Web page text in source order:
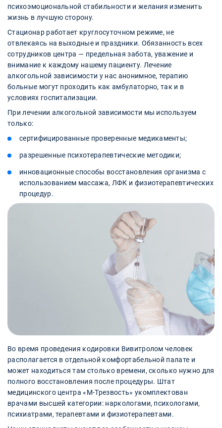
психоэмоциональной стабильности и желания изменить
жизнь в лучшую сторону.
Стационар работает круглосуточном режиме, не
отвлекаясь на выходные и праздники. Обязанность всех
сотрудников центра — предельная забота, уважение и
внимание к каждому нашему пациенту. Лечение
алкогольной зависимости у нас анонимное, терапию
больные могут проходить как амбулаторно, так и в
условиях госпитализации.
При лечении алкогольной зависимости мы используем
только:
сертифицированные проверенные медикаменты;
разрешенные психотерапевтические методики;
инновационные способы восстановления организма с
использованием массажа, ЛФК и физиотерапевтических
процедур.
Во время проведения кодировки Вивитролом человек
располагается в отдельной комфортабельной палате и
может находиться там столько времени, сколько нужно для
полного восстановления после процедуры. Штат
медицинского центра «М-Трезвость» укомплектован
врачами высшей категории: наркологами, психологами,
психиатрами, терапевтами и физиотерапевтами.